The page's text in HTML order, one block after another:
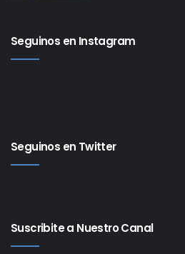
Seguinos en Instagram
Seguinos en Twitter
Suscribite a Nuestro Canal